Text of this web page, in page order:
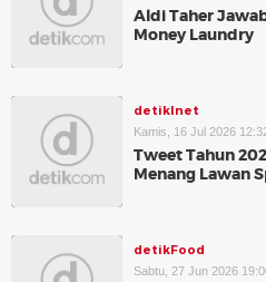
Aldi Taher
Money Laundry
detikInet
Kamis, 16 Jul 2026
Tweet Tahun
Menang Lawan
detikFood
Sabtu, 27 Jun 2026